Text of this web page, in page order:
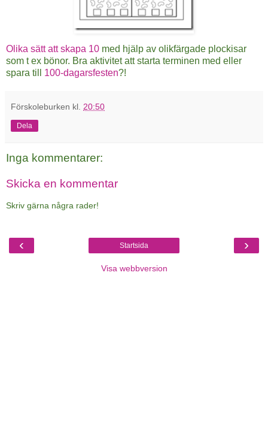
Olika sätt att skapa 10 med hjälp av olikfärgade plockisar
som t ex bönor. Bra aktivitet att starta terminen med eller
spara till 100-dagarsfesten?!
Förskoleburken kl. 20:50
Dela
Inga kommentarer:
Skicka en kommentar
Skriv gärna några rader!
‹ ›
Startsida
Visa webbversion